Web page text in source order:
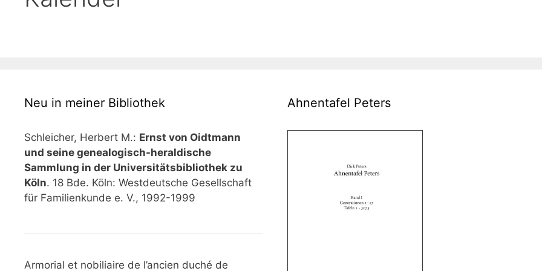
Neu in meiner Bibliothek
Schleicher, Herbert M.: Ernst von Oidtmann
und seine genealogisch-heraldische
Sammlung in der Universitätsbibliothek zu
Köln. 18 Bde. Köln: Westdeutsche Gesellschaft
für Familienkunde e. V., 1992-1999
Armorial et nobiliaire de l’ancien duché de
Ahnentafel Peters